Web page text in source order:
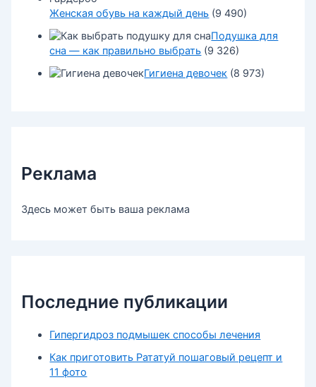
Женская обувь на каждый день (9 490)
Подушка для
сна — как правильно выбрать (9 326)
Гигиена девочек (8 973)
Реклама
Здесь может быть ваша реклама
Последние публикации
Гипергидроз подмышек способы лечения
Как приготовить Рататуй пошаговый рецепт и
11 фото